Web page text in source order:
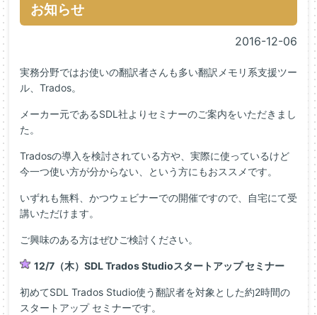
お知らせ
2016-12-06
実務分野ではお使いの翻訳者さんも多い翻訳メモリ系支援ツー
ル、Trados。
メーカー元であるSDL社よりセミナーのご案内をいただきまし
た。
Tradosの導入を検討されている方や、実際に使っているけど
今一つ使い方が分からない、という方にもおススメです。
いずれも無料、かつウェビナーでの開催ですので、自宅にて受
講いただけます。
ご興味のある方はぜひご検討ください。
12/7（木）SDL Trados Studioスタートアップ セミナー
初めてSDL Trados Studio使う翻訳者を対象とした約2時間の
スタートアップ セミナーです。